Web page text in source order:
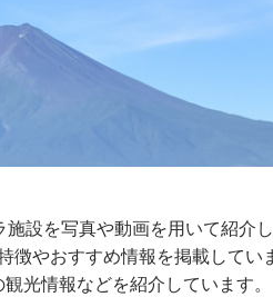
設を写真や動画を用いて紹介し
やおすすめ情報を掲載してい
光情報などを紹介しています。